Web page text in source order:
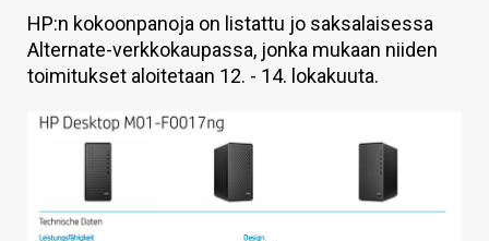
TIETOA
HINTA.FI
VAIHDA TEEMA
HP:n kokoonpanoja on listattu jo saksalaisessa
Alternate-verkkokaupassa, jonka mukaan niiden
toimitukset aloitetaan 12. - 14. lokakuuta.